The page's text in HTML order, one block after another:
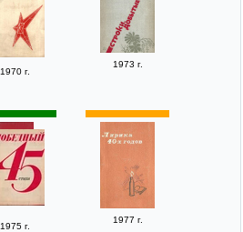
1970 г.
1973 г.
1975 г.
1977 г.